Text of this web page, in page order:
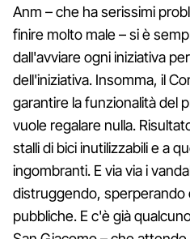
Anm – che ha serissimi
finire molto male – si è
dall'avviare ogni iniziativa
dell'iniziativa. Insomma, il
garantire la funzionalità del
vuole regalare nulla.
stalli di bici inutilizzabili e a
ingombranti. E via via i
distruggendo, sperperando
pubbliche. E c'è già